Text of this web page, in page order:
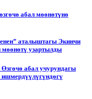
абал мөөнөтүнө
аталыштагы Экинчи
узартылды
абал учурундагы